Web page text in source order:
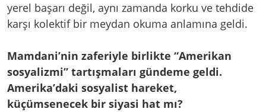
yerel başarı değil, aynı zamanda korku ve tehdide
karşı kolektif bir meydan okuma anlamına geldi.
Mamdani’nin zaferiyle birlikte “Amerikan
sosyalizmi” tartışmaları gündeme geldi.
Amerika’daki sosyalist hareket,
küçümsenecek bir siyasi hat mı?